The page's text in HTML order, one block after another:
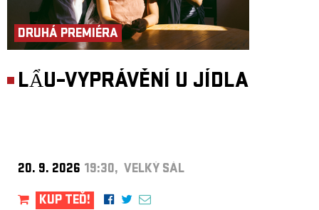
DRUHÁ PREMIÉRA
LẨU–VYPRÁVĚNÍ U JÍDLA
20. 9. 2026 19:30, VELKÝ SÁL
KUP TEĎ!